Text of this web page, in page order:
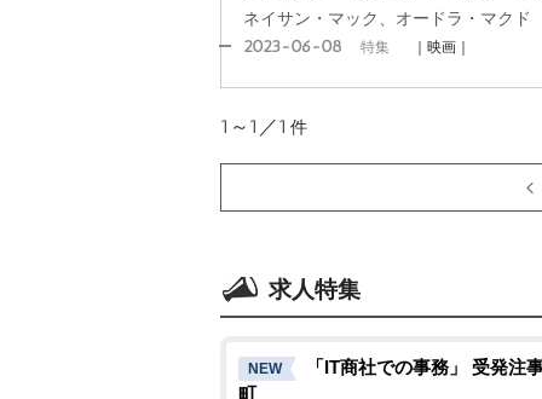
ネイサン・マック、オードラ・マクド
2023-06-08 特集 ｜映画｜
1～1／1 件
求人特集
NEW
「IT商社での事務」 受発注
町